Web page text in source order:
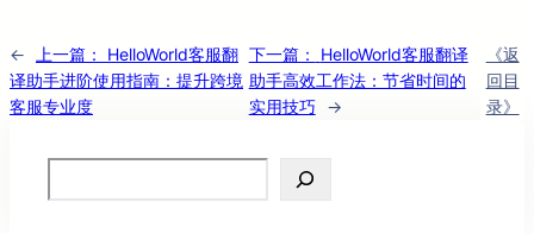
← 上一篇：
HelloWorld客服翻
译助手进阶使用指南：提升跨境
客服专业度
下一篇：
HelloWorld客服翻译
助手高效工作法：节省时间的
实用技巧
→
《返
回目
录》